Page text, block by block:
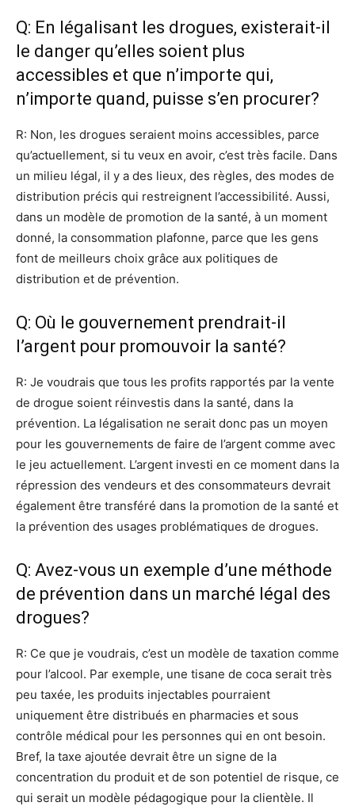
Q: En légalisant les drogues, existerait-il
le danger qu’elles soient plus
accessibles et que n’importe qui,
n’importe quand, puisse s’en procurer?
R: Non, les drogues seraient moins accessibles, parce
qu’actuellement, si tu veux en avoir, c’est très facile. Dans
un milieu légal, il y a des lieux, des règles, des modes de
distribution précis qui restreignent l’accessibilité. Aussi,
dans un modèle de promotion de la santé, à un moment
donné, la consommation plafonne, parce que les gens
font de meilleurs choix grâce aux politiques de
distribution et de prévention.
Q: Où le gouvernement prendrait-il
l’argent pour promouvoir la santé?
R: Je voudrais que tous les profits rapportés par la vente
de drogue soient réinvestis dans la santé, dans la
prévention. La légalisation ne serait donc pas un moyen
pour les gouvernements de faire de l’argent comme avec
le jeu actuellement. L’argent investi en ce moment dans la
répression des vendeurs et des consommateurs devrait
également être transféré dans la promotion de la santé et
la prévention des usages problématiques de drogues.
Q: Avez-vous un exemple d’une méthode
de prévention dans un marché légal des
drogues?
R: Ce que je voudrais, c’est un modèle de taxation comme
pour l’alcool. Par exemple, une tisane de coca serait très
peu taxée, les produits injectables pourraient
uniquement être distribués en pharmacies et sous
contrôle médical pour les personnes qui en ont besoin.
Bref, la taxe ajoutée devrait être un signe de la
concentration du produit et de son potentiel de risque, ce
qui serait un modèle pédagogique pour la clientèle. Il